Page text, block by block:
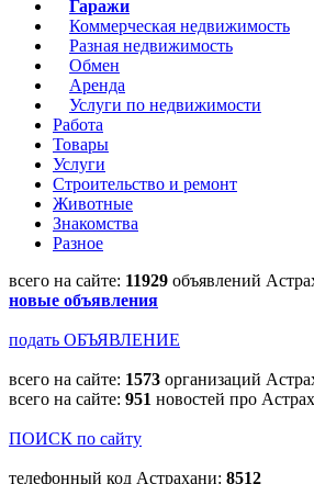
Гаражи
Коммерческая недвижимость
Разная недвижимость
Обмен
Аренда
Услуги по недвижимости
Работа
Товары
Услуги
Строительство и ремонт
Животные
Знакомства
Разное
всего на сайте: 11929 объявлений
новые объявления
подать ОБЪЯВЛЕНИЕ
всего на сайте: 1573 организаций
всего на сайте: 951 новостей про
ПОИСК по сайту
телефонный код Астрахани: 8512